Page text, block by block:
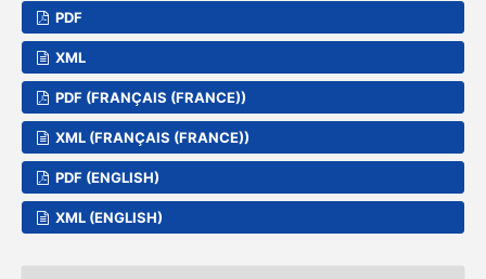
PDF
XML
PDF (FRANÇAIS (FRANCE))
XML (FRANÇAIS (FRANCE))
PDF (ENGLISH)
XML (ENGLISH)